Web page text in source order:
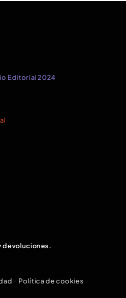
Editorial 2024
devoluciones.
Política de cookies